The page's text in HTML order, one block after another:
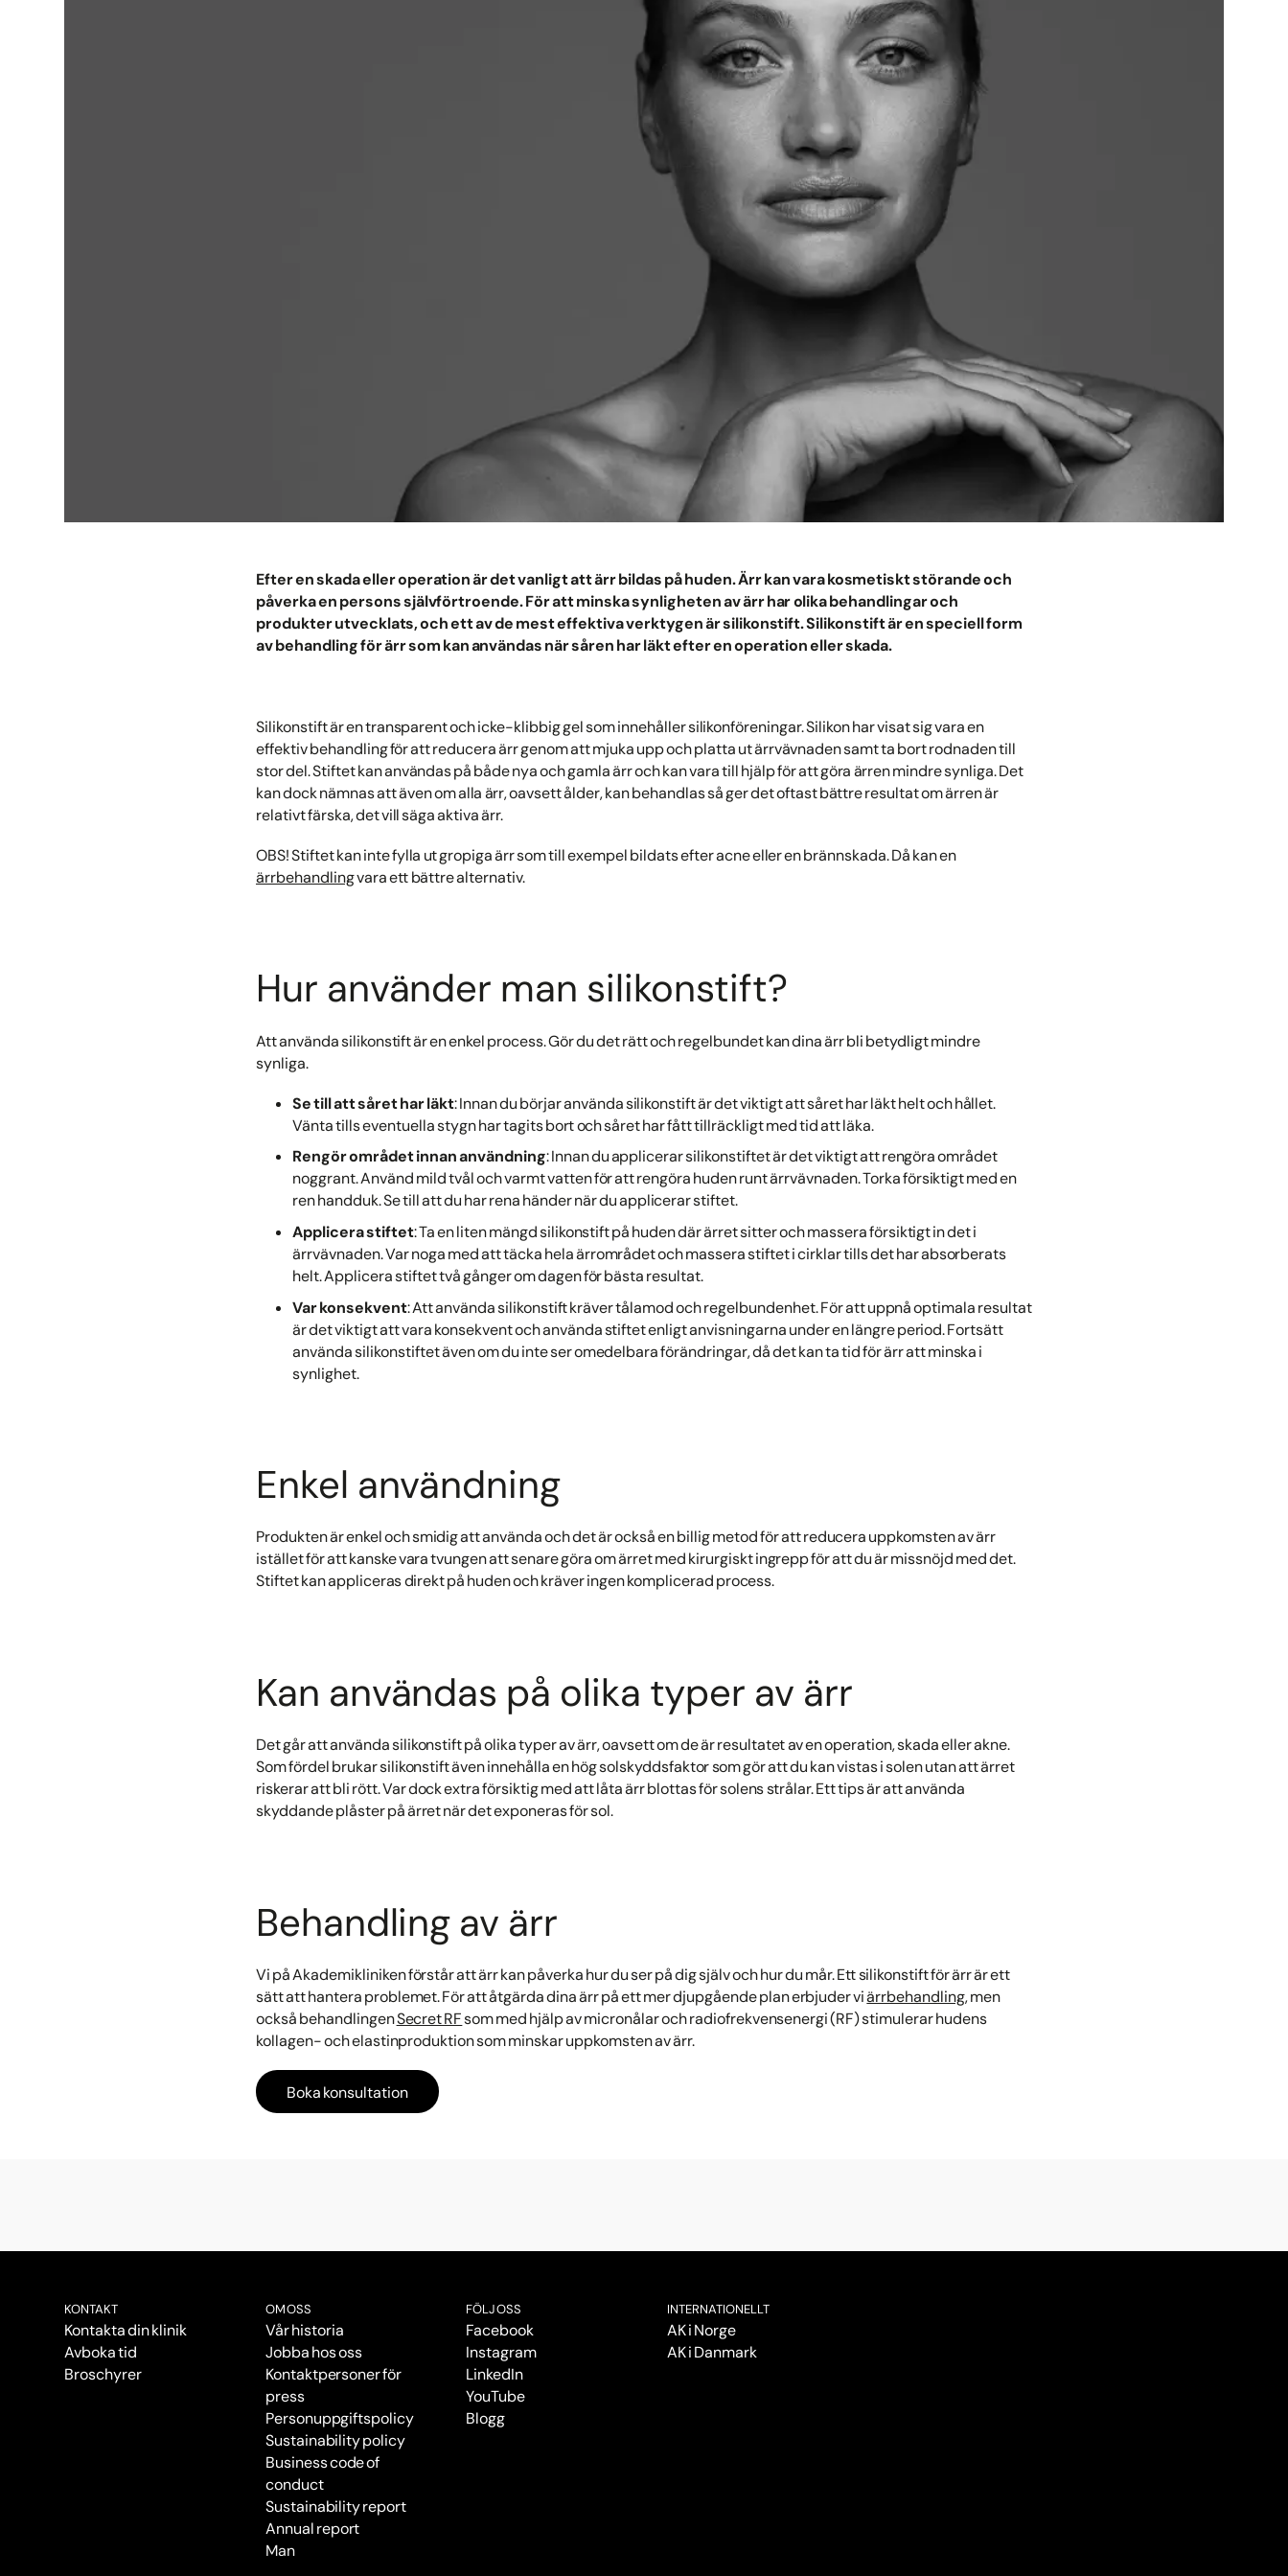
Efter en skada eller operation är det vanligt att ärr bildas på huden. Ärr kan vara kosmetiskt störande och
påverka en persons självförtroende. För att minska synligheten av ärr har olika behandlingar och
produkter utvecklats, och ett av de mest effektiva verktygen är silikonstift. Silikonstift är en speciell form
av behandling för ärr som kan användas när såren har läkt efter en operation eller skada.
Silikonstift är en transparent och icke-klibbig gel som innehåller silikonföreningar. Silikon har visat sig vara en
effektiv behandling för att reducera ärr genom att mjuka upp och platta ut ärrvävnaden samt ta bort rodnaden till
stor del. Stiftet kan användas på både nya och gamla ärr och kan vara till hjälp för att göra ärren mindre synliga. Det
kan dock nämnas att även om alla ärr, oavsett ålder, kan behandlas så ger det oftast bättre resultat om ärren är
relativt färska, det vill säga aktiva ärr.
OBS! Stiftet kan inte fylla ut gropiga ärr som till exempel bildats efter acne eller en brännskada. Då kan en
ärrbehandlingvara ett bättre alternativ.
Hur använder man silikonstift?
Att använda silikonstift är en enkel process. Gör du det rätt och regelbundet kan dina ärr bli betydligt mindre
synliga.
Se till att såret har läkt: Innan du börjar använda silikonstift är det viktigt att såret har läkt helt och hållet.
Vänta tills eventuella stygn har tagits bort och såret har fått tillräckligt med tid att läka.
Rengör området innan användning: Innan du applicerar silikonstiftet är det viktigt att rengöra området
noggrant. Använd mild tvål och varmt vatten för att rengöra huden runt ärrvävnaden. Torka försiktigt med en
ren handduk. Se till att du har rena händer när du applicerar stiftet.
Applicera stiftet: Ta en liten mängd silikonstift på huden där ärret sitter och massera försiktigt in det i
ärrvävnaden. Var noga med att täcka hela ärrområdet och massera stiftet i cirklar tills det har absorberats
helt. Applicera stiftet två gånger om dagen för bästa resultat.
Var konsekvent: Att använda silikonstift kräver tålamod och regelbundenhet. För att uppnå optimala resultat
är det viktigt att vara konsekvent och använda stiftet enligt anvisningarna under en längre period. Fortsätt
använda silikonstiftet även om du inte ser omedelbara förändringar, då det kan ta tid för ärr att minska i
synlighet.
Enkel användning
Produkten är enkel och smidig att använda och det är också en billig metod för att reducera uppkomsten av ärr
istället för att kanske vara tvungen att senare göra om ärret med kirurgiskt ingrepp för att du är missnöjd med det.
Stiftet kan appliceras direkt på huden och kräver ingen komplicerad process.
Kan användas på olika typer av ärr
Det går att använda silikonstift på olika typer av ärr, oavsett om de är resultatet av en operation, skada eller akne.
Som fördel brukar silikonstift även innehålla en hög solskyddsfaktor som gör att du kan vistas i solen utan att ärret
riskerar att bli rött. Var dock extra försiktig med att låta ärr blottas för solens strålar. Ett tips är att använda
skyddande plåster på ärret när det exponeras för sol.
Behandling av ärr
Vi på Akademikliniken förstår att ärr kan påverka hur du ser på dig själv och hur du mår. Ett silikonstift för ärr är ett
sätt att hantera problemet. För att åtgärda dina ärr på ett mer djupgående plan erbjuder viärrbehandling, men
också behandlingenSecret RFsom med hjälp av micronålar och radiofrekvensenergi (RF) stimulerar hudens
kollagen- och elastinproduktion som minskar uppkomsten av ärr.
Boka konsultation
KONTAKT
Kontakta din klinik
Avboka tid
Broschyrer
OM OSS
Vår historia
Jobba hos oss
Kontaktpersoner för
press
Personuppgiftspolicy
Sustainability policy
Business code of
conduct
Sustainability report
Annual report
Man
FÖLJ OSS
Facebook
Instagram
LinkedIn
YouTube
Blogg
INTERNATIONELLT
AK i Norge
AK i Danmark